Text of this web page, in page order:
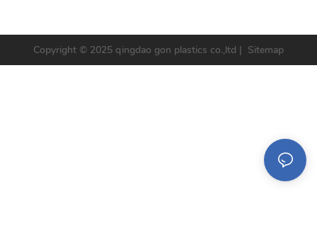
Copyright © 2025 qingdao gon plastics co.,ltd | Sitemap